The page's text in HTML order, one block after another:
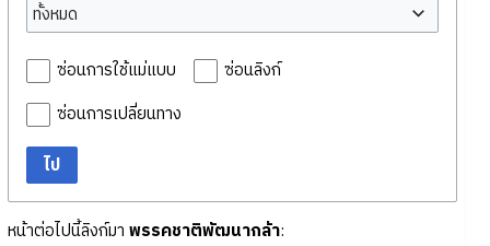
ทั้งหมด
ซ่อนการใช้แม่แบบ
ซ่อนลิงก์
ซ่อนการเปลี่ยนทาง
ไป
หน้าต่อไปนี้ลิงก์มา พรรคชาติพัฒนากล้า: